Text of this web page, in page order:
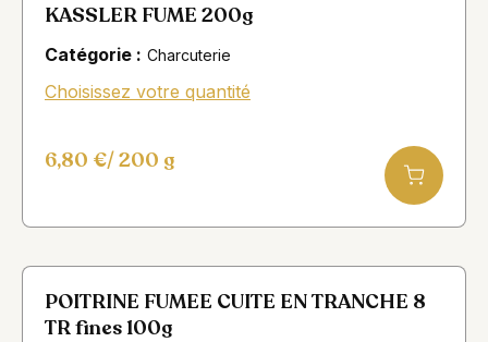
KASSLER FUME 200g
Catégorie : Charcuterie
Choisissez votre quantité
6,80 €/ 200 g
POITRINE FUMEE CUITE EN TRANCHE 8
TR fines 100g